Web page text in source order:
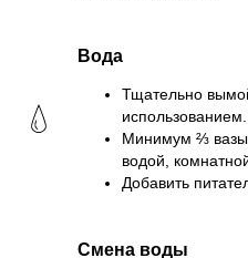
Вода
Тщательно
использованием.
Минимум ⅔
водой,
Добавить
Смена воды